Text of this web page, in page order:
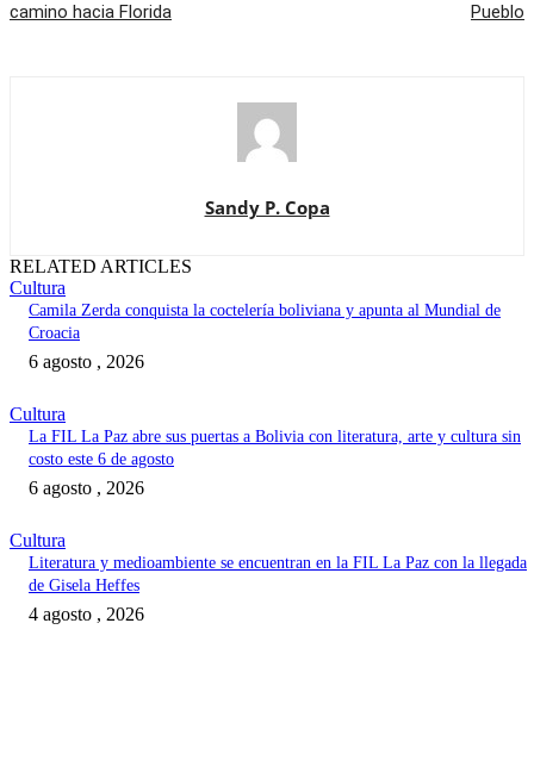
camino hacia Florida
Pueblo
Sandy P. Copa
RELATED ARTICLES
Cultura
Camila Zerda conquista la coctelería boliviana y apunta al Mundial de
Croacia
6 agosto , 2026
Cultura
La FIL La Paz abre sus puertas a Bolivia con literatura, arte y cultura sin
costo este 6 de agosto
6 agosto , 2026
Cultura
Literatura y medioambiente se encuentran en la FIL La Paz con la llegada
de Gisela Heffes
4 agosto , 2026